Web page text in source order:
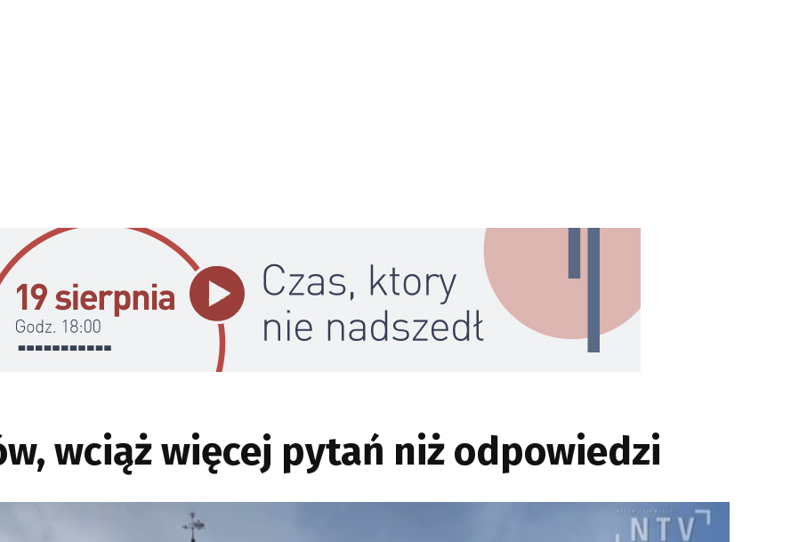
wciąż więcej pytań niż odpowiedzi